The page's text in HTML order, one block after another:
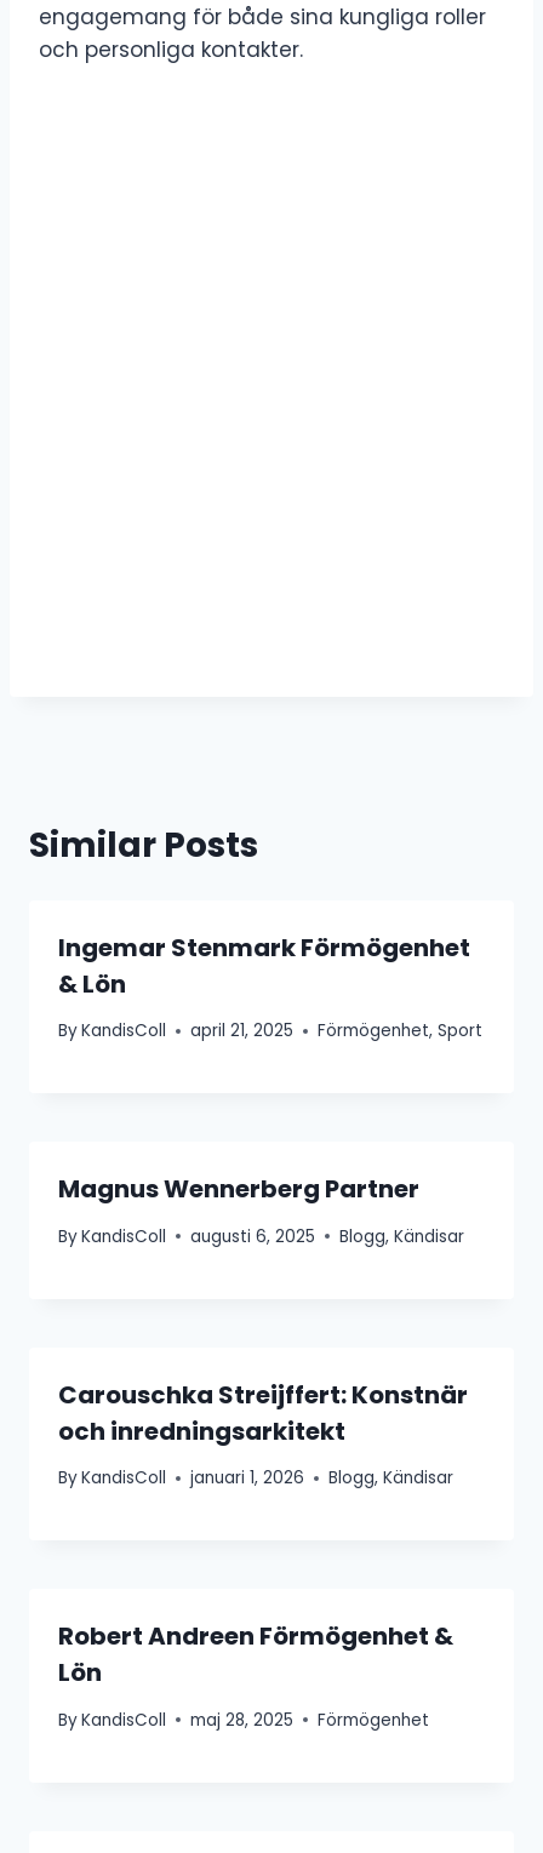
engagemang för både sina kungliga roller
och personliga kontakter.
Similar Posts
Ingemar Stenmark Förmögenhet
& Lön
ByKandisColl april 21, 2025 Förmögenhet,Sport
Magnus Wennerberg Partner
ByKandisColl augusti 6, 2025 Blogg,Kändisar
Carouschka Streijffert: Konstnär
och inredningsarkitekt
ByKandisColl januari 1, 2026 Blogg,Kändisar
Robert Andreen Förmögenhet &
Lön
ByKandisColl maj 28, 2025 Förmögenhet